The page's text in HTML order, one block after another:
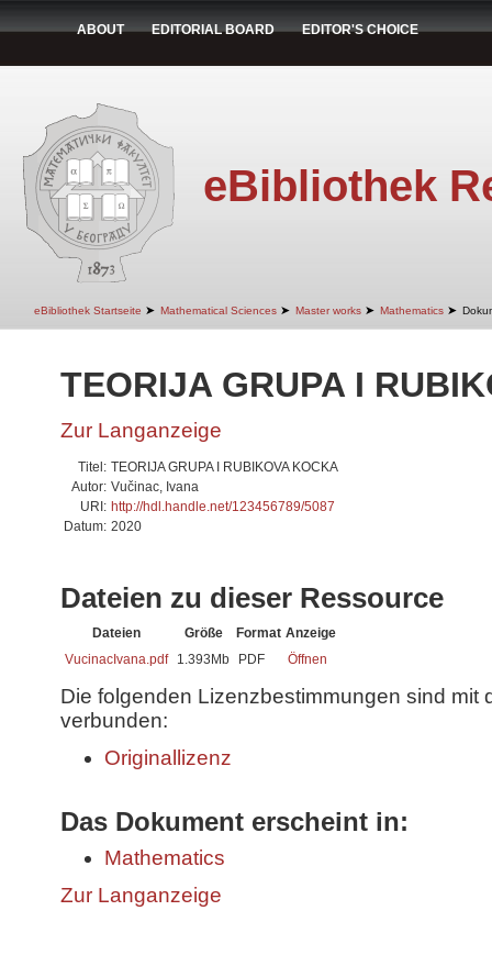
ABOUT EDITORIAL BOARD EDITOR'S CHOICE
eBibliothek
eBibliothek Startseite ➤ Mathematical Sciences ➤ Master works ➤ Mathematics ➤
TEORIJA GRUPA I
Zur Langanzeige
Titel: TEORIJA GRUPA I RUBIKOVA KOCKA
Autor: Vučinac, Ivana
URI: http://hdl.handle.net/123456789/5087
Datum: 2020
Dateien zu dieser Ressource
Dateien Größe Format Anzeige
VucinacIvana.pdf
1.393Mb PDF Öffnen
Die folgenden Lizenzbestimmungen sind mit
verbunden:
Originallizenz
Das Dokument erscheint in:
Mathematics
Zur Langanzeige